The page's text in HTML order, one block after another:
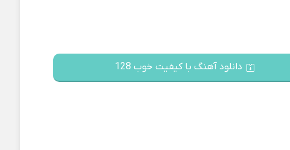
دانلود آهنگ با کیفیت خوب 128